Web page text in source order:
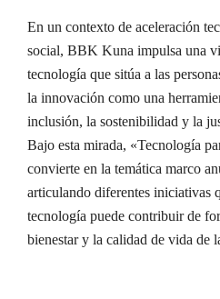
En un contexto de aceleración
social, BBK Kuna impulsa una
tecnología que sitúa a las
la innovación como una
inclusión, la sostenibilidad y la
Bajo esta mirada, «Tecnología
convierte en la temática marco
articulando diferentes iniciativas
tecnología puede contribuir de
bienestar y la calidad de vida de